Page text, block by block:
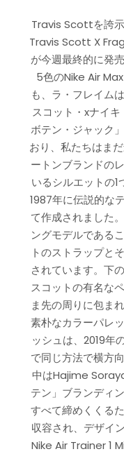
Travis Scottを誇
Travis Scott X
が今週最終的に発
5色のNike Air
も、ラ・フレイム
スコット・xナイ
ボテン・ジャック
おり、私たちはま
ートンブランドの
いるシルエットの1
1987年に伝説的な
て作成されました
ングモデルである
トのストラップと
されています。下
スコットの有名な
ま先の周りに包ま
素朴なカラーパレ
ッシュは、2019
で同じ方法で横方
中はHajime
テン」ブランディ
すべて締めくくる
収容され、デザイ
Nike Air Trainer 1